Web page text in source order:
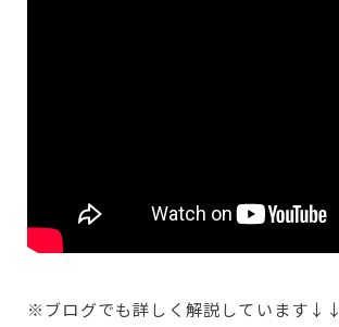
※ブログでも詳しく解説しています↓↓